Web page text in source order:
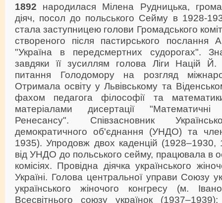
1892 народилася Мілена Рудницька,
діяч, посол до польського Сейму в 1928-
стала заступницею голови Громадського
створеного після пастирського послання
"Україна в передсмертних судорогах".
завдяки її зусиллям голова Ліги Націй Й.
питання Голодомору на розгляд
Отримала освіту у Львівському та
фахом педагога філософії та
матеріалами дисертації
Ренесансу". Співзасновник
демократичного об'єднання (УНДО) та
1935). Упродовж двох каденцій
від УНДО до польського сейму, працювала в
комісіях. Провідна діячка українського
Україні. Голова центральної управи Союзу
українського жіночого конгресу (м.
Всесвітнього союзу українок (1937–1939);